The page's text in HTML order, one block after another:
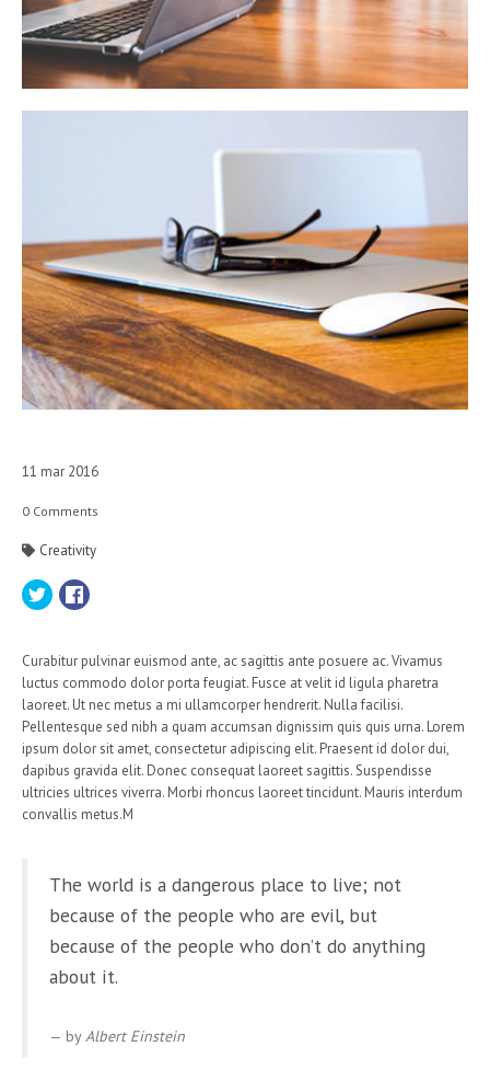
11 mar 2016
0 Comments
Creativity
Curabitur pulvinar euismod ante, ac sagittis ante posuere ac. Vivamus
luctus commodo dolor porta feugiat. Fusce at velit id ligula pharetra
laoreet. Ut nec metus a mi ullamcorper hendrerit. Nulla facilisi.
Pellentesque sed nibh a quam accumsan dignissim quis quis urna. Lorem
ipsum dolor sit amet, consectetur adipiscing elit. Praesent id dolor dui,
dapibus gravida elit. Donec consequat laoreet sagittis. Suspendisse
ultricies ultrices viverra. Morbi rhoncus laoreet tincidunt. Mauris interdum
convallis metus.M
The world is a dangerous place to live; not
because of the people who are evil, but
because of the people who don’t do anything
about it.
byAlbert Einstein